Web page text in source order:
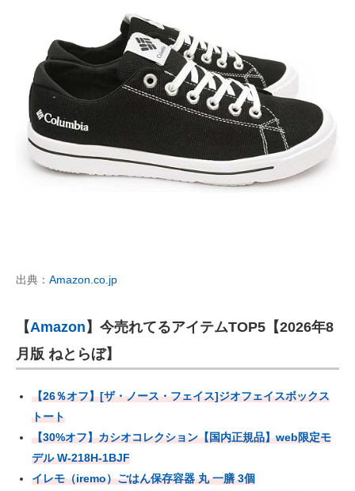
出典： Amazon.co.jp
【Amazon 】今売れてるアイテムTOP5【2026年8
月版 ねとらぼ】
【26％オフ】[ザ・ノース・フェイス]ジオフェイスボックス
トート
【30%オフ】カシオコレクション【国内正規品】web限定モ
デル W-218H-1BJF
イレモ（iremo）ごはん保存容器 丸 一膳 3個